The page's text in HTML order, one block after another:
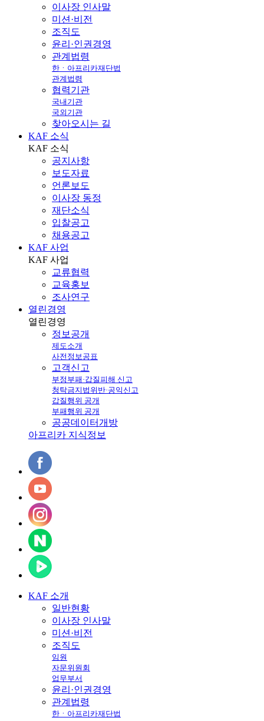
이사장 인사말
미션·비전
조직도
윤리·인권경영
관계법령
한ㆍ아프리카재단법
관계법령
협력기관
국내기관
국외기관
찾아오시는 길
KAF 소식
KAF 소식
공지사항
보도자료
언론보도
이사장 동정
재단소식
입찰공고
채용공고
KAF 사업
KAF 사업
교류협력
교육홍보
조사연구
열린경영
열린경영
정보공개
제도소개
사전정보공표
고객신고
부정부패·갑질피해 신고
청탁금지법위반·공익신고
갑질행위 공개
부패행위 공개
공공데이터개방
아프리카 지식정보
KAF 소개
일반현황
이사장 인사말
미션·비전
조직도
임원
자문위원회
업무부서
윤리·인권경영
관계법령
한ㆍ아프리카재단법